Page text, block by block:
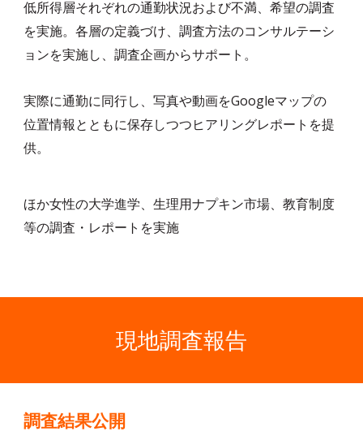
低所得層それぞれの通勤状況および不満、希望の調査
を実施。各層の定義づけ、調査方法のコンサルテーシ
ョンを実施し、調査企画からサポート。
実際に通勤に同行し、写真や動画をGoogleマップの
位置情報とともに保存しつつヒアリングレポートを提
供。
ほか女性の大学進学、生理用ナプキン市場、教育制度
等の調査・レポートを実施
現地調査報告
調査結果公開